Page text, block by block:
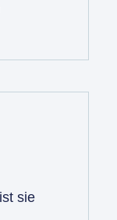
sie